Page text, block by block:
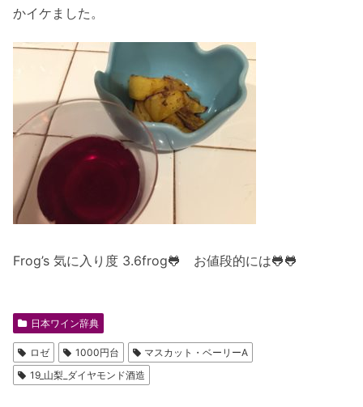
かイケました。
Frog’s 気に入り度 3.6frog🐸 お値段的には🐸🐸
日本ワイン辞典
ロゼ 1000円台
マスカット・ベーリーA
19_山梨_ダイヤモンド酒造